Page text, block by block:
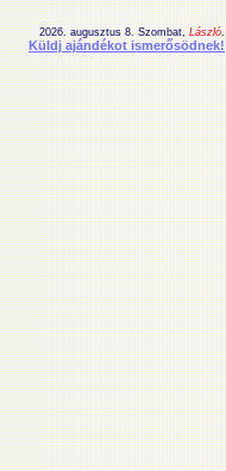
2026. augusztus 8. Szombat,László.
Küldj ajándékot ismerősödnek!